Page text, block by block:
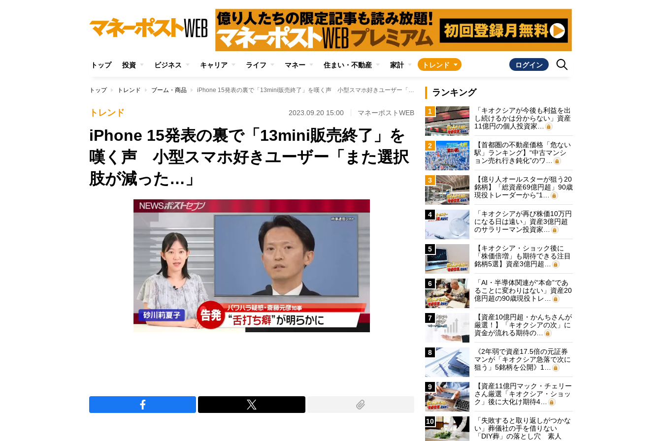
トップ 投資 ビジネス キャリア ライフ マネー 住まい・不動産 家計 トレンド ログイン
トップ トレンド ブーム・商品 iPhone 15発表の裏で「13mini販売終了」を嘆く声 小型スマホ好きユーザー「また選択肢が減った…」
トレンド 2023.09.20 15:00 マネーポストWEB
iPhone 15発表の裏で「13mini販売終了」を
嘆く声 小型スマホ好きユーザー「また選択
肢が減った…」
ランキング
1
「キオクシアが今後も利益を出
し続けるかは分からない」資産
11億円の個人投資家…
2
【首都圏の不動産価格「危ない
駅」ランキング】“中古マンシ
ョン売れ行き鈍化”のワ…
3
【億り人オールスターが狙う20
銘柄】「総資産69億円超」90歳
現役トレーダーから“1…
4
「キオクシアが再び株価10万円
になる日は遠い」資産3億円超
のサラリーマン投資家…
5
【キオクシア・ショック後に
「株価倍増」も期待できる注目
銘柄5選】資産3億円超…
6
「AI・半導体関連が“本命”であ
ることに変わりはない」資産20
億円超の90歳現役トレ…
7
【資産10億円超・かんちさんが
厳選！】「キオクシアの次」に
資金が流れる期待の…
8
《2年弱で資産17.5倍の元証券
マンが「キオクシア急落で次に
狙う」5銘柄を公開》1…
9
【資産11億円マック・チェリー
さん厳選「キオクシア・ショッ
ク」後に大化け期待4…
10
「失敗すると取り返しがつかな
い」葬儀社の手を借りない
「DIY葬」の落とし穴 素人